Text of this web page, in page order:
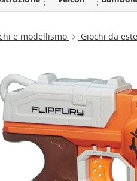
e modellismo Giochi da